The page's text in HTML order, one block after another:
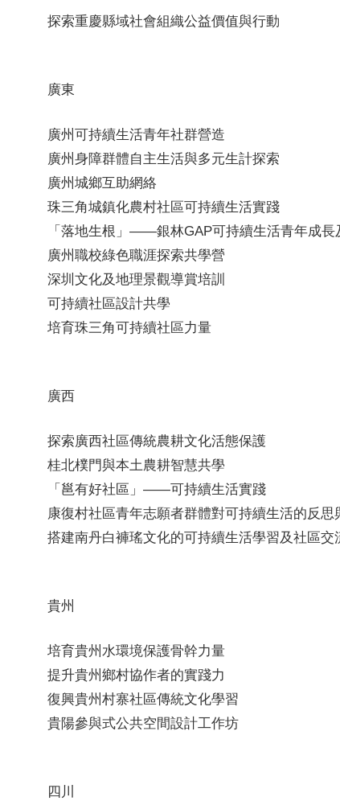
探索重慶縣域社會組織公益價值與行動
廣東
廣州可持續生活青年社群營造
廣州身障群體自主生活與多元生計探索
廣州城鄉互助網絡
珠三角城鎮化農村社區可持續生活實踐
「落地生根」——銀林GAP可持續生活青年成長
廣州職校綠色職涯探索共學營
深圳文化及地理景觀導賞培訓
可持續社區設計共學
培育珠三角可持續社區力量
廣西
探索廣西社區傳統農耕文化活態保護
桂北樸門與本土農耕智慧共學
「邕有好社區」——可持續生活實踐
康復村社區青年志願者群體對可持續生活的反思
搭建南丹白褲瑤文化的可持續生活學習及社區交
貴州
培育貴州水環境保護骨幹力量
提升貴州鄉村協作者的實踐力
復興貴州村寨社區傳統文化學習
貴陽參與式公共空間設計工作坊
四川